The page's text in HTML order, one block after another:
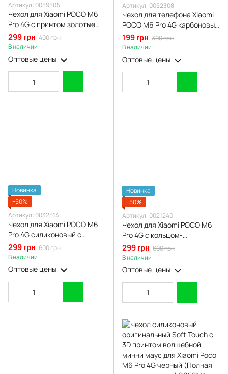
Артикул: 0059505
Чехол для Xiaomi POCO M6
Pro 4G с принтом золотые
бабочки с защитой камеры с
золотой окантовкой
299 грн 400 грн
В наличии
Оптовые цены
Артикул: 0052308
Чехол для телефона Xiaomi
POCO M6 Pro 4G карбоновый
противоударный с высокими
бортами черный
199 грн 300 грн
В наличии
Оптовые цены
Новинка
−50%
Артикул: 0032514
Чехол для Xiaomi POCO M6
Pro 4G силиконовый с
микрофиброй нескользящий
на сяоми поко м6 про 4г
фиолетовый
299 грн 600 грн
В наличии
Оптовые цены
Новинка
−50%
Артикул: 0021240
Чехол для Xiaomi POCO M6
Pro 4G с кольцом-
подставкой с золотой
окантовкой на поко м6 про
черный gs1
299 грн 600 грн
В наличии
Оптовые цены